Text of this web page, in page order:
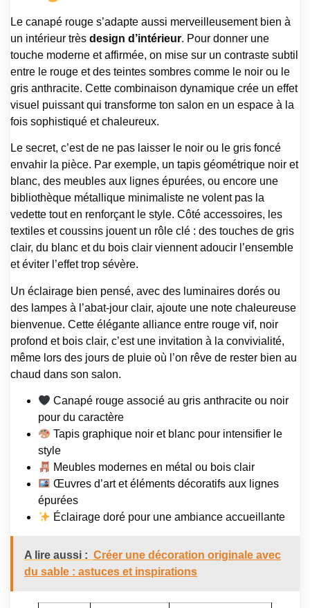
Le canapé rouge s’adapte aussi merveilleusement bien à
un intérieur très design d’intérieur. Pour donner une
touche moderne et affirmée, on mise sur un contraste subtil
entre le rouge et des teintes sombres comme le noir ou le
gris anthracite. Cette combinaison dynamique crée un effet
visuel puissant qui transforme ton salon en un espace à la
fois sophistiqué et chaleureux.
Le secret, c’est de ne pas laisser le noir ou le gris foncé
envahir la pièce. Par exemple, un tapis géométrique noir et
blanc, des meubles aux lignes épurées, ou encore une
bibliothèque métallique minimaliste ne volent pas la
vedette tout en renforçant le style. Côté accessoires, les
textiles et coussins jouent un rôle clé : des touches de gris
clair, du blanc et du bois clair viennent adoucir l’ensemble
et éviter l’effet trop sévère.
Un éclairage bien pensé, avec des luminaires dorés ou
des lampes à l’abat-jour clair, ajoute une note chaleureuse
bienvenue. Cette élégante alliance entre rouge vif, noir
profond et bois clair, c’est une invitation à la convivialité,
même lors des jours de pluie où l’on rêve de rester bien au
chaud dans son salon.
Canapé rouge associé au gris anthracite ou noir
pour du caractère
Tapis graphique noir et blanc pour intensifier le
style
Meubles modernes en métal ou bois clair
Œuvres d’art et éléments décoratifs aux lignes
épurées
Éclairage doré pour une ambiance accueillante
A lire aussi : Créer une décoration originale avec
du sable : astuces et inspirations